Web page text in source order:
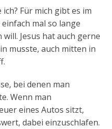
Für mich gibt es im
mal so lange
Jesus hat auch gerne
musste, auch mitten in
bei denen man
Wenn man
eines Autos sitzt,
dabei einzuschlafen.